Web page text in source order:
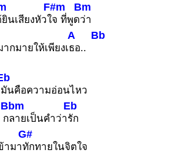
นเสียงหัวใ
F#m
จ ที่พูด
Bm
ว่า
ากมายให้เพียงเ
A
ธอ..
Bb
มันคือความอ่อนไหว
ก
Bbm
ลายเป็นคำว่า
Eb
รัก
ามา
G#
ทักทายในจิตใจ